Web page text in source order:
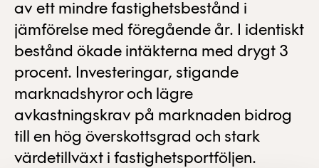
av ett mindre fastighetsbestånd i
jämförelse med föregående år. I identiskt
bestånd ökade intäkterna med drygt 3
procent. Investeringar, stigande
marknadshyror och lägre
avkastningskrav på marknaden bidrog
till en hög överskottsgrad och stark
värdetillväxt i fastighetsportföljen.